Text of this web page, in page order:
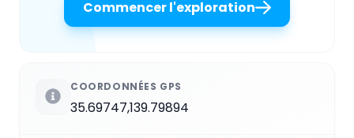
Commencer l'exploration
COORDONNÉES GPS
35.69747,139.79894